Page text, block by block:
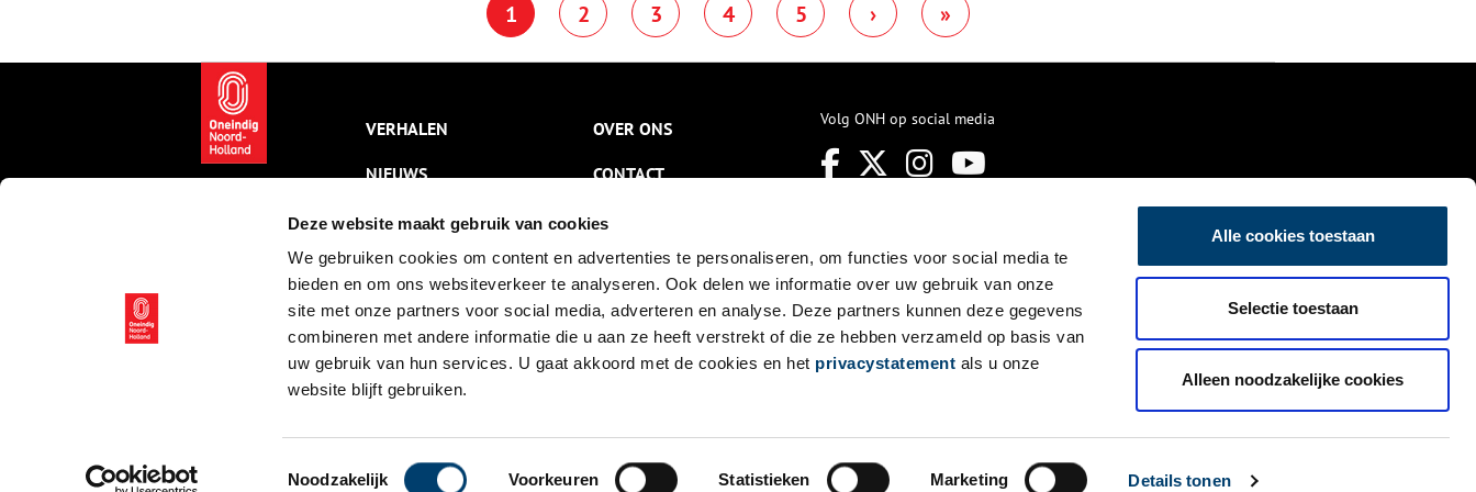
Deze website maakt gebruik van cookies
We gebruiken cookies om content en advertenties te personaliseren, om functies voor social media te
bieden en om ons websiteverkeer te analyseren. Ook delen we informatie over uw gebruik van onze
site met onze partners voor social media, adverteren en analyse. Deze partners kunnen deze gegevens
combineren met andere informatie die u aan ze heeft verstrekt of die ze hebben verzameld op basis van
uw gebruik van hun services. U gaat akkoord met de cookies en het privacystatement als u onze
website blijft gebruiken.
Toestemmingsselectie
Noodzakelijk Voorkeuren Statistieken Marketing Details tonen
Alle cookies toestaan
Selectie toestaan
Alleen noodzakelijke cookies
in het Westzijderveld stond. In
2007 herrees de verdwenen
schilderachtige
polderlandschap en langs drie
rijke molengeschiedenis van de
Zaanstreek.
1 2 3 4 5 › »
VERHALEN
NIEUWS
KALENDER
THEMA’S
ACTIVITEITEN
VIDEO’S
OVER ONS
CONTACT
NIEUWSBRIEF
DISCLAIMER
PRIVACY
TOEGANKELIJKHEID
Volg ONH op social media